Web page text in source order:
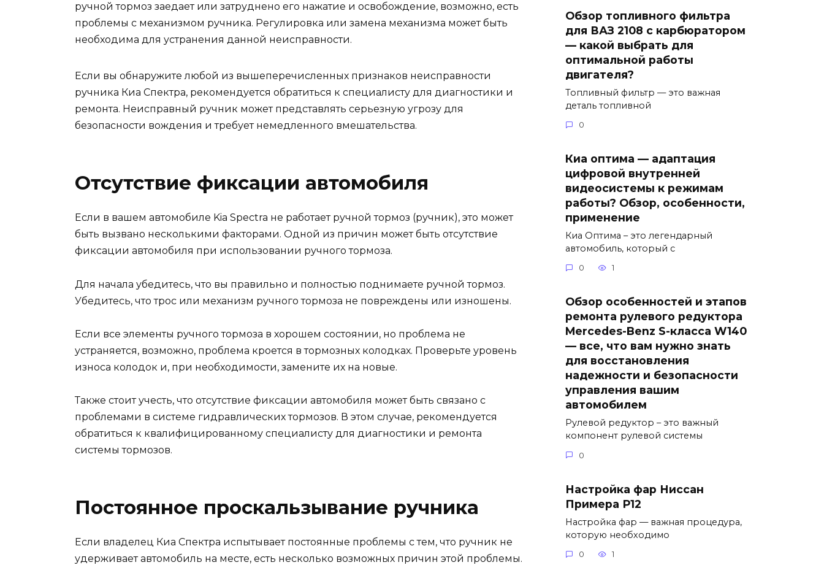
ручной тормоз заедает или затруднено его нажатие и освобождение, возможно, есть
проблемы с механизмом ручника. Регулировка или замена механизма может быть
необходима для устранения данной неисправности.
Если вы обнаружите любой из вышеперечисленных признаков неисправности
ручника Киа Спектра, рекомендуется обратиться к специалисту для диагностики и
ремонта. Неисправный ручник может представлять серьезную угрозу для
безопасности вождения и требует немедленного вмешательства.
Отсутствие фиксации автомобиля
Если в вашем автомобиле Kia Spectra не работает ручной тормоз (ручник), это может
быть вызвано несколькими факторами. Одной из причин может быть отсутствие
фиксации автомобиля при использовании ручного тормоза.
Для начала убедитесь, что вы правильно и полностью поднимаете ручной тормоз.
Убедитесь, что трос или механизм ручного тормоза не повреждены или изношены.
Если все элементы ручного тормоза в хорошем состоянии, но проблема не
устраняется, возможно, проблема кроется в тормозных колодках. Проверьте уровень
износа колодок и, при необходимости, замените их на новые.
Также стоит учесть, что отсутствие фиксации автомобиля может быть связано с
проблемами в системе гидравлических тормозов. В этом случае, рекомендуется
обратиться к квалифицированному специалисту для диагностики и ремонта
системы тормозов.
Постоянное проскальзывание ручника
Если владелец Киа Спектра испытывает постоянные проблемы с тем, что ручник не
удерживает автомобиль на месте, есть несколько возможных причин этой проблемы.
Обзор топливного фильтра
для ВАЗ 2108 с карбюратором
— какой выбрать для
оптимальной работы
двигателя?
Топливный фильтр — это важная
деталь топливной
0
Киа оптима — адаптация
цифровой внутренней
видеосистемы к режимам
работы? Обзор, особенности,
применение
Киа Оптима – это легендарный
автомобиль, который с
0 1
Обзор особенностей и этапов
ремонта рулевого редуктора
Mercedes-Benz S-класса W140
— все, что вам нужно знать
для восстановления
надежности и безопасности
управления вашим
автомобилем
Рулевой редуктор – это важный
компонент рулевой системы
0
Настройка фар Ниссан
Примера Р12
Настройка фар — важная процедура,
которую необходимо
0 1